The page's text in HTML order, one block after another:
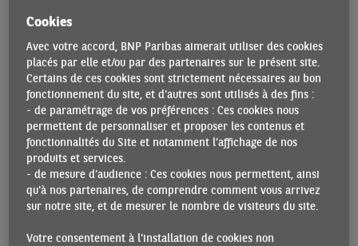
L'ÉCONOMIE INDONÉSIENNE RÉSISTE BIEN
16/10/2023 •Par Johanna MELKA
En dépit du ralentissement économique mondial, la croissance
économique indonésienne est restée solide. Les pressions
Cookies
Avec votre accord, BNP Paribas aimerait utiliser des cookies
placés par elle et/ou par des partenaires sur le présent site.
Certains de ces cookies sont strictement nécessaires au bon
fonctionnement du site, et d'autres sont utilisés à des fins :
- de paramétrage de vos préférences : Ces cookies nous
permettent de personnaliser et proposer les contenus et
fonctionnalités du Site et notamment l’affichage de nos
produits et services.
- de mesure d’audience : Ces cookies nous permettent, ainsi
qu'à nos partenaires, de comprendre comment vous arrivez
sur notre site, et de mesurer le nombre de visiteurs du site.
Votre consentement à l'installation de cookies non